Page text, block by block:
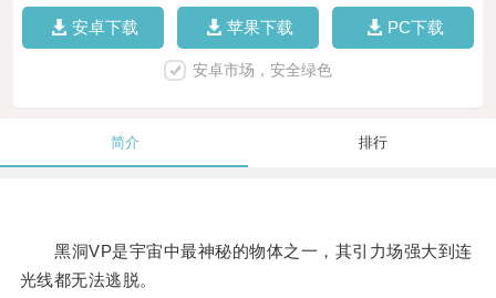
安卓下载 苹果下载 PC下载
安卓市场，安全绿色
简介 排行
黑洞VP是宇宙中最神秘的物体之一，其引力场强大到连
光线都无法逃脱。